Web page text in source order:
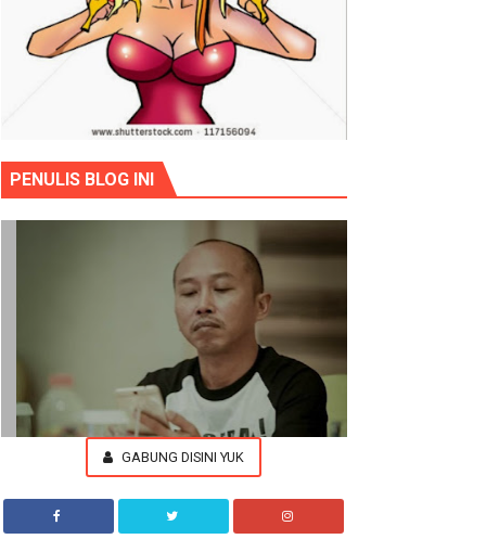
PENULIS BLOG INI
GABUNG DISINI YUK